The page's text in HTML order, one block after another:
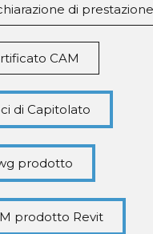
di
CAM
di Capitolato
prodotto
prodotto Revit